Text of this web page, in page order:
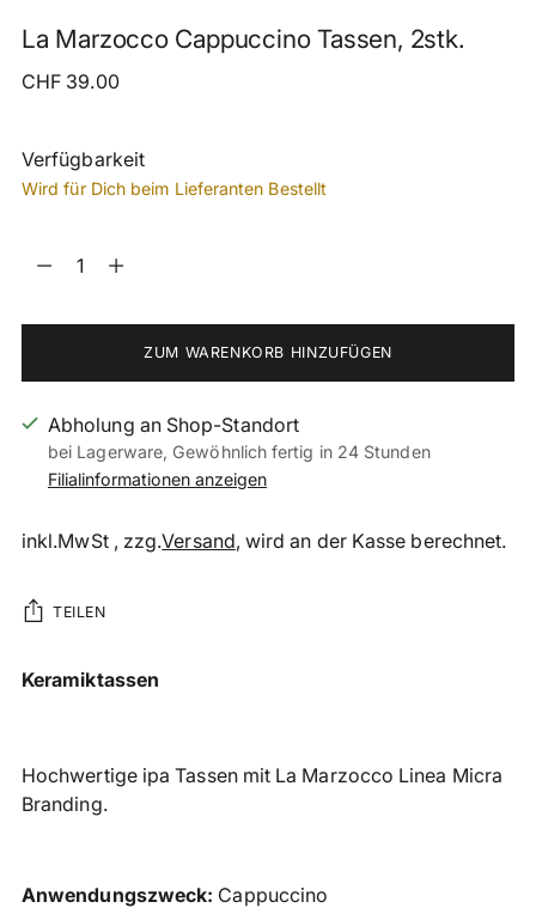
La Marzocco Cappuccino Tassen, 2stk.
Regulärer
CHF 39.00
Verfügbarkeit
Wird für Dich beim Lieferanten Bestellt
Menge
ZUM WARENKORB HINZUFÜGEN
Abholung an Shop-Standort
bei Lagerware, Gewöhnlich fertig in 24 Stunden
Filialinformationen anzeigen
inkl.MwSt , zzg.Versand, wird an der Kasse berechnet.
TEILEN
Produkt
Warenkorb
legen
Keramiktassen
Hochwertige ipa Tassenmit La Marzocco Linea Micra
Branding.
Anwendungszweck: Cappuccino